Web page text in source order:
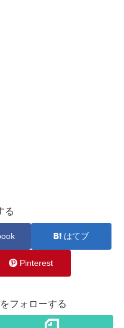
る
はてブ
Pinterest
フォローする